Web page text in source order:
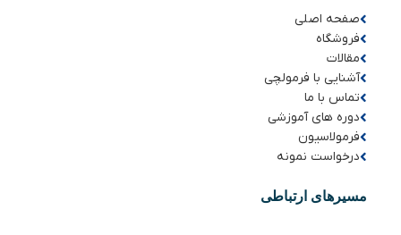
صفحه اصلی
فروشگاه
مقالات
آشنایی با فرمولچی
تماس با ما
دوره های آموزشی
فرمولاسیون
درخواست نمونه
مسیرهای ارتباطی